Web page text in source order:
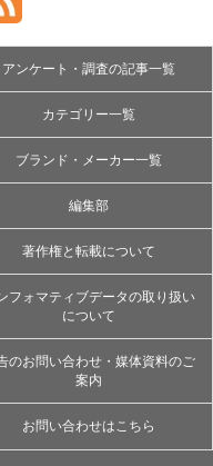
アンケート・調査の記事一覧
カテゴリー一覧
ブランド・メーカー一覧
編集部
著作権と転載について
フォマティブデータの取り扱い
について
のお問い合わせ・媒体資料のご
案内
お問い合わせはこちら